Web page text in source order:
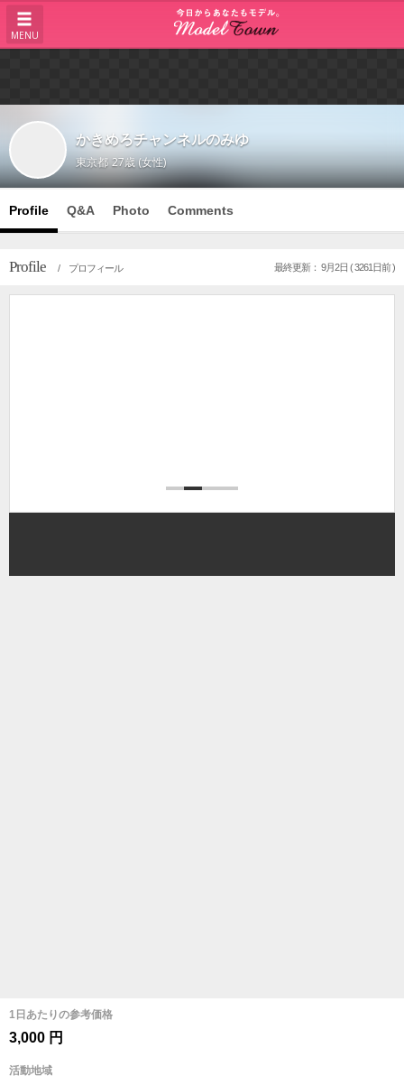
MENU
かきめろチャンネルのみゆ
東京都 27歳 (女性)
Profile Q&A Photo Comments
Profile / プロフィール 最終更新： 9月2日 ( 3261日前 )
1日あたりの参考価格
3,000 円
活動地域